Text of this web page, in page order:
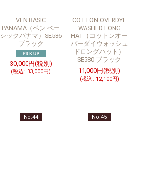
VEN BASIC
PANAMA（ベン ベー
シックパナマ）SE586
ブラック
30,000円(税別)
(税込: 33,000円)
COTTON OVERDYE
WASHED LONG
HAT（コットンオー
バーダイウォッシュ
ドロングハット）
SE580 ブラック
11,000円(税別)
(税込: 12,100円)
No.44 No.45